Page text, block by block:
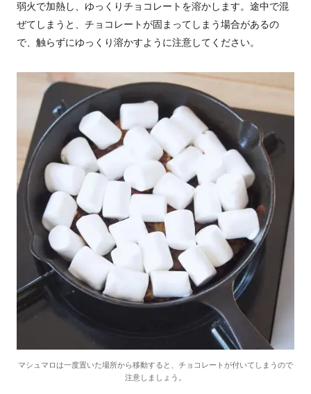
弱火で加熱し、ゆっくりチョコレートを溶かします。途中で混
ぜてしまうと、チョコレートが固まってしまう場合があるの
で、触らずにゆっくり溶かすように注意してください。
マシュマロは一度置いた場所から移動すると、チョコレートが付いてしまうので
注意しましょう。